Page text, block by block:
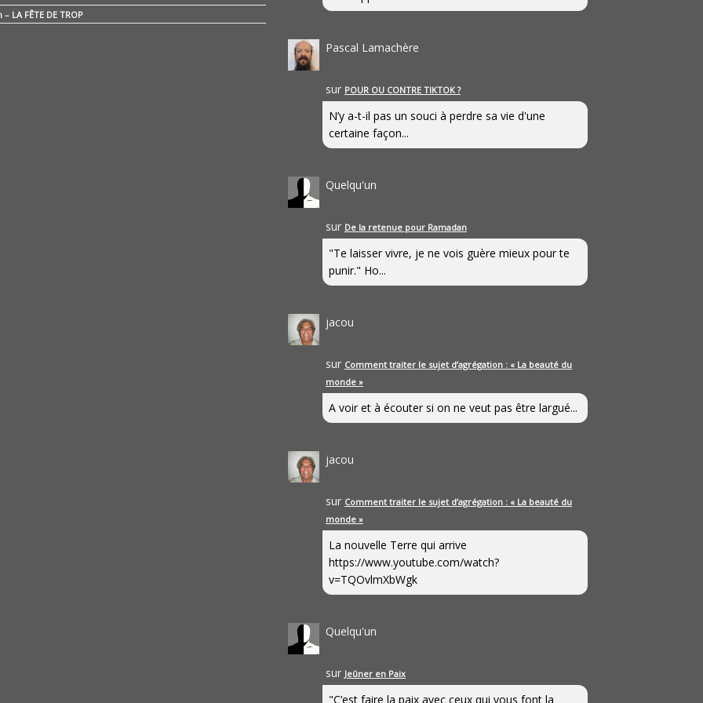
LA FÊTE DE TROP
Pascal Lamachère
sur POUR OU CONTRE TIKTOK ?
N’y a-t-il pas un souci à perdre sa vie d'une
certaine façon...
Quelqu'un
sur De la retenue pour Ramadan
"Te laisser vivre, je ne vois guère mieux pour te
punir." Ho...
jacou
sur Comment traiter le sujet d’agrégation : « La beauté du
monde »
A voir et à écouter si on ne veut pas être largué...
jacou
sur Comment traiter le sujet d’agrégation : « La beauté du
monde »
La nouvelle Terre qui arrive
https://www.youtube.com/watch?
v=TQOvlmXbWgk
Quelqu'un
sur Jeûner en Paix
"C’est faire la paix avec ceux qui vous font la